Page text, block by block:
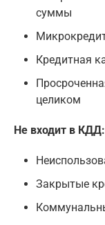
суммы
Кредитная
целиком
Не входит в КДД:
Закрытые